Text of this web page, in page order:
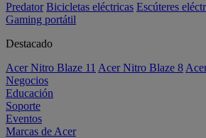
Predator Bicicletas eléctricas Escúteres
Gaming portátil
Destacado
Acer Nitro Blaze 11 Acer Nitro Blaze 8
Negocios
Educación
Soporte
Eventos
Marcas de Acer